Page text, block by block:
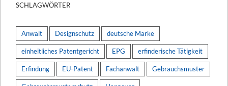
SCHLAGWÖRTER
Anwalt Designschutz deutsche Marke
einheitliches Patentgericht EPG erfinderische Tätigkeit
Erfindung EU-Patent Fachanwalt Gebrauchsmuster